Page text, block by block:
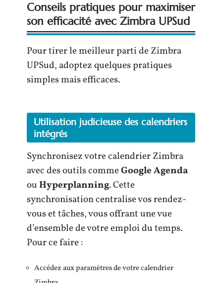
Conseils pratiques pour maximiser
son efficacité avec Zimbra UPSud
Pour tirer le meilleur parti de Zimbra
UPSud, adoptez quelques pratiques
simples mais efficaces.
Utilisation judicieuse des calendriers
intégrés
Synchronisez votre calendrier Zimbra
avec des outils commeGoogle Agenda
ouHyperplanning. Cette
synchronisation centralise vos rendez-
vous et tâches, vous offrant une vue
d’ensemble de votre emploi du temps.
Pour ce faire :
Accédez aux paramètres de votre calendrier